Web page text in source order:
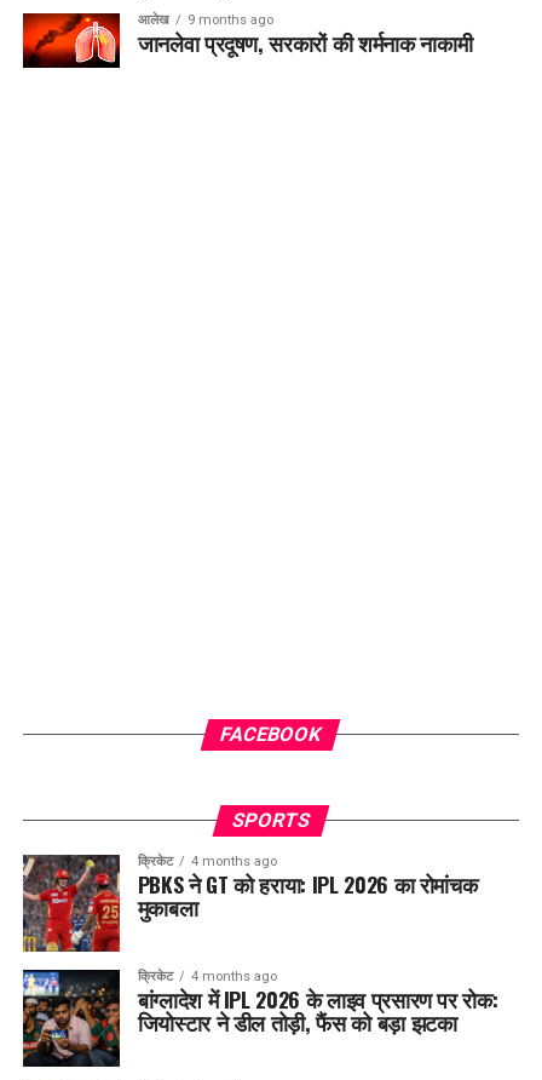
आलेख 9 months ago
जानलेवा प्रदूषण, सरकारों की शर्मनाक नाकामी
FACEBOOK
SPORTS
क्रिकेट 4 months ago
PBKS ने GT को हराया: IPL 2026 का रोमांचक
मुकाबला
क्रिकेट 4 months ago
बांग्लादेश में IPL 2026 के लाइव प्रसारण पर रोक:
जियोस्टार ने डील तोड़ी, फैंस को बड़ा झटका